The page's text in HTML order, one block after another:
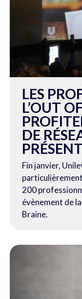
LES
L’OUT
DE
Fin janvier,
200
évènement de
Braine.